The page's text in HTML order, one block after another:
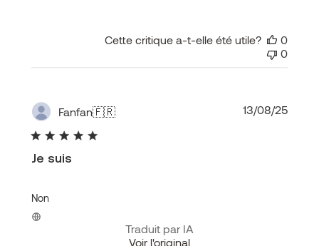
Cette critique a-t-elle été utile?
0
0
Fanfan🇫🇷
Je suis
Non
Traduit par IA
Voir l'original
Date
13/08/25